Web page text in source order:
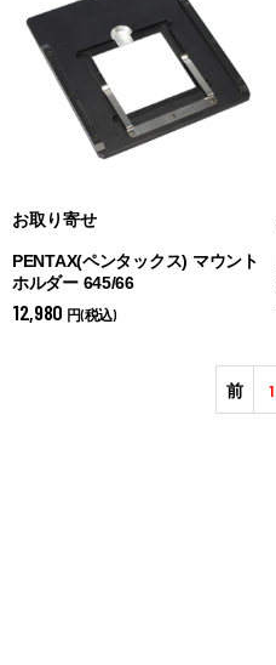
お取り寄せ
PENTAX(ペンタックス) マウント
ホルダー 645/66
12,980 円(税込)
前 1